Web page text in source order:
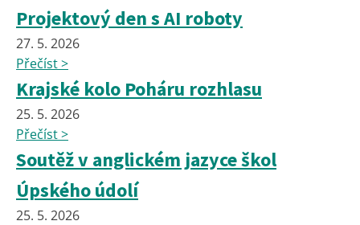
Projektový den s AI roboty
27. 5. 2026
Přečíst >
Krajské kolo Poháru rozhlasu
25. 5. 2026
Přečíst >
Soutěž v anglickém jazyce škol
Úpského údolí
25. 5. 2026